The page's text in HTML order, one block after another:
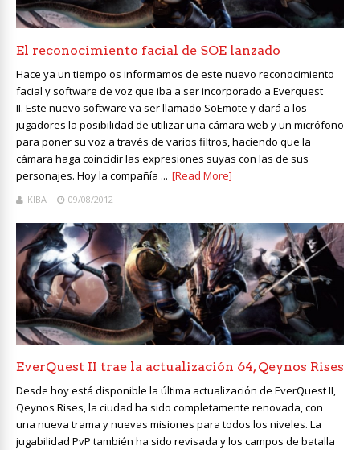
El reconocimiento facial de SOE lanzado
Hace ya un tiempo os informamos de este nuevo reconocimiento
facial y software de voz que iba a ser incorporado a Everquest
II. Este nuevo software va ser llamado SoEmote y dará a los
jugadores la posibilidad de utilizar una cámara web y un micrófono
para poner su voz a través de varios filtros, haciendo que la
cámara haga coincidir las expresiones suyas con las de sus
personajes. Hoy la compañía ... [Read More]
KIBA 09/08/2012
EverQuest II trae la actualización 64, Qeynos Rises
Desde hoy está disponible la última actualización de EverQuest II,
Qeynos Rises, la ciudad ha sido completamente renovada, con
una nueva trama y nuevas misiones para todos los niveles. La
jugabilidad PvP también ha sido revisada y los campos de batalla